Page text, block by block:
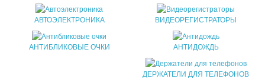
ПАТЧИ
КОСМЕТИЧЕКСКИЕ МАСКИ
АВТОЭЛЕКТРОНИКА ВИДЕОРЕГИСТРАТОРЫ
АНТИБЛИКОВЫЕ ОЧКИ АНТИДОЖДЬ
ДЕРЖАТЕЛИ ДЛЯ ТЕЛЕФОНОВ